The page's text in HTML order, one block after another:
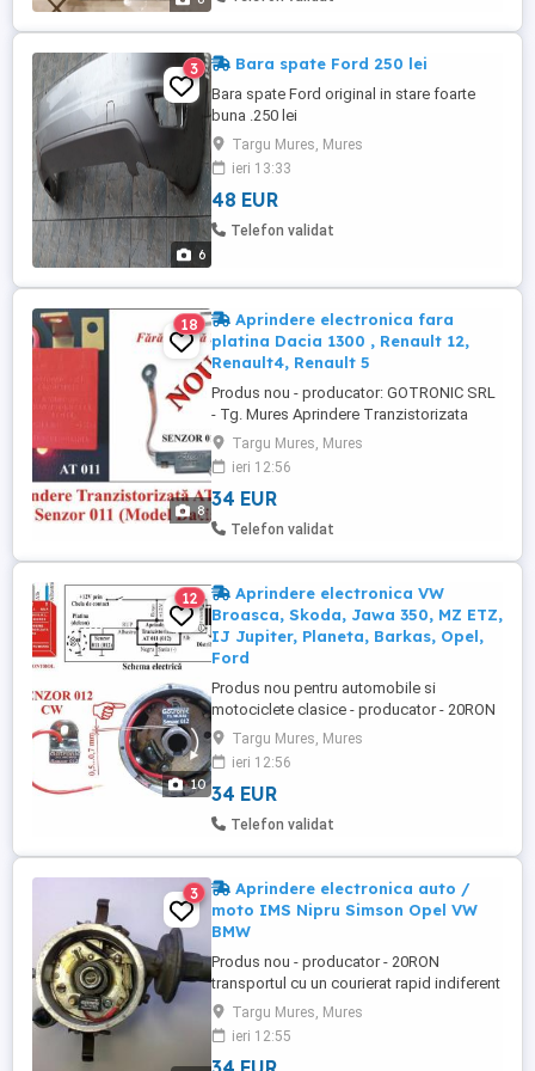
6
3 Bara spate Ford 250 lei
Bara spate Ford original in stare foarte
buna .250 lei
Targu Mures, Mures
ieri 13:33
48 EUR
Telefon validat
8
18
Aprindere electronica fara
platina Dacia 1300 , Renault 12,
Renault4, Renault 5
Produs nou - producator: GOTRONIC SRL
- Tg. Mures Aprindere Tranzistorizata
AT011 cu Senzor 011 (fara platina)
GARANTIE 2 ANI Se ofera factura si
certificat de garantie pentru 2 ani ! (nu
facem schimburi cu alte produse,
multumim de intelegere) - 20RON
...
Targu Mures, Mures
ieri 12:56
34 EUR
Telefon validat
10
12
Aprindere electronica VW
Broasca, Skoda, Jawa 350, MZ ETZ,
IJ Jupiter, Planeta, Barkas, Opel,
Ford
Produs nou pentru automobile si
motociclete clasice - producator - 20RON
transportul cu un courierat rapid indiferent
de locatie. Trimiteti poze cu platoul si
platina (platinilie) pentru indrumare si
ajutor in cazul altor modele nespecificate
aici. Aprindere electronica pentru
Targu Mures, Mures
ieri 12:56
34 EUR
Telefon validat
3
Aprindere electronica auto /
moto IMS Nipru Simson Opel VW
BMW
Produs nou - producator - 20RON
transportul cu un courierat rapid indiferent
de locatie. Aprindere electronica fara
platini pentru motociclete clasice Nipru,
Simson 250 cc, Moto Guzi V35 , si altele.
Targu Mures, Mures
ieri 12:55